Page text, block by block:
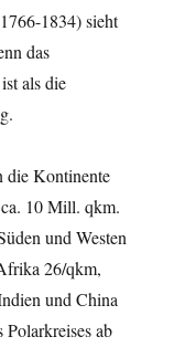
1834) sieht
das
als die
die Kontinente
10 Mill. qkm.
und Westen
26/qkm,
und China
ab